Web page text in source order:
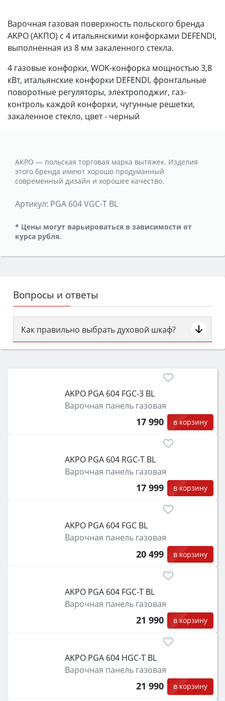
Варочная газовая поверхность польского бренда
AKPO (АКПО) с 4 итальянскими конфорками DEFENDI,
выполненная из 8 мм закаленного стекла.
4 газовые конфорки, WOK-конфорка мощностью 3,8
кВт, итальянские конфорки DEFENDI, фронтальные
поворотные регуляторы, электроподжиг, газ-
контроль каждой конфорки, чугунные решетки,
закаленное стекло, цвет - черный
AKPO — польская торговая марка вытяжек. Изделия
этого бренда имеют хорошо продуманный
современный дизайн и хорошее качество.
Артикул: PGA 604 VGC-T BL
* Цены могут варьироваться в зависимости от
курса рубля.
Вопросы и ответы
Как правильно выбрать духовой шкаф?
Сначала определитесь с типом (газовый или
затем смотрите на объём 50–70 л для семьи,
функции (конвекция, гриль, самоочистка,
защита от детей).
AKPO PGA 604 FGC-3 BL
Варочная панель газовая
17 990 в корзину
AKPO PGA 604 RGC-T BL
Варочная панель газовая
17 999 в корзину
AKPO PGA 604 FGC BL
Варочная панель газовая
20 499 в корзину
AKPO PGA 604 FGC-T BL
Варочная панель газовая
21 990 в корзину
AKPO PGA 604 HGC-T BL
Варочная панель газовая
21 990 в корзину